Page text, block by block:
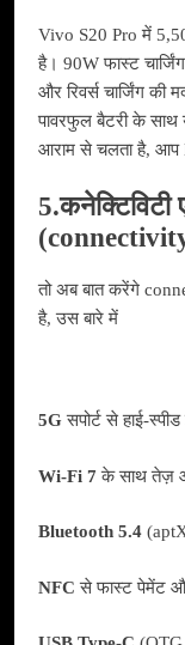
Vivo S20 Pro में
है। 90W फास्ट
और रिवर्स चार्जिंग की
पावरफुल बैटरी के साथ
आराम से चलता है, आप
5.कनेक्टिविटी
तो अब बात करेंगे
है, उस बारे में
5Gसपोर्ट से
Wi‑Fi 7 के साथ तेज़
Bluetooth 5.4
NFC से फास्ट पेमेंट